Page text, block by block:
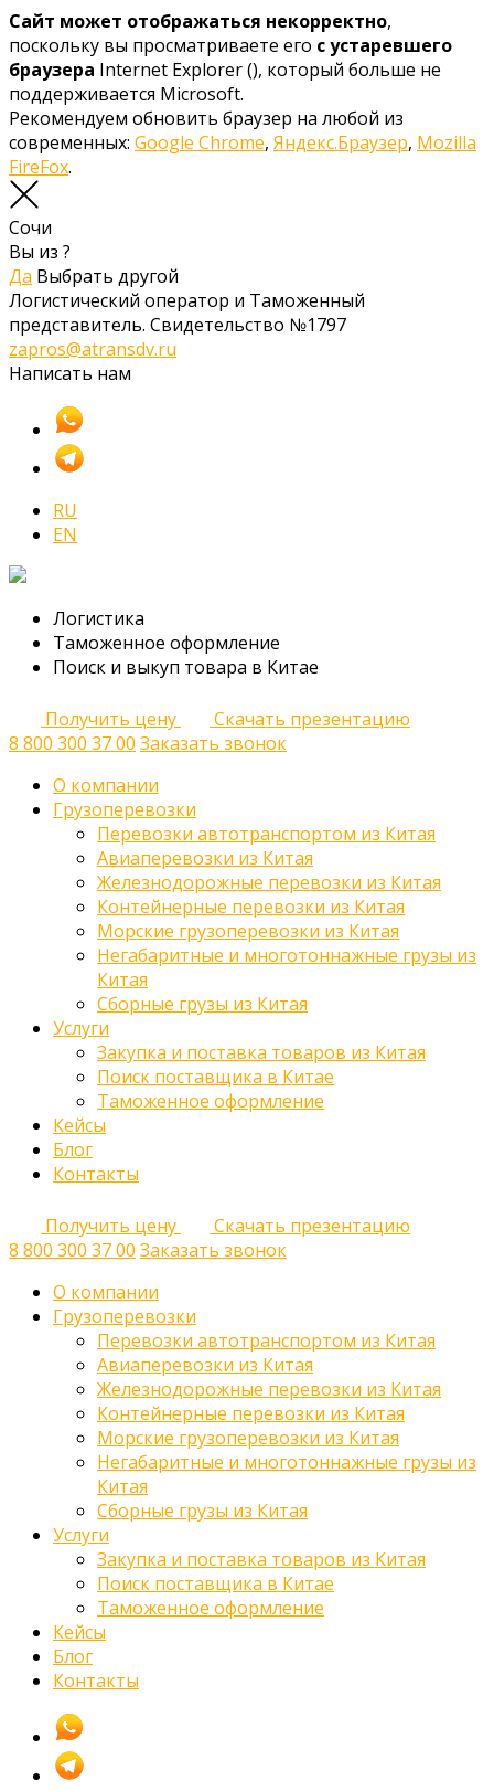
Сайт может отображаться некорректно,
поскольку вы просматриваете его с устаревшего
браузера Internet Explorer (), который больше не
поддерживается Microsoft.
Рекомендуем обновить браузер на любой из
современных: Google Chrome, Яндекс.Браузер, Mozilla
FireFox.
Сочи
Вы из ?
Да Выбрать другой
Логистический оператор и Таможенный
представитель. Свидетельство №1797
zapros@atransdv.ru
Написать нам
RU
EN
Логистика
Таможенное оформление
Поиск и выкуп товара в Китае
Получить цену
Скачать презентацию
8 800 300 37 00 Заказать звонок
О компании
Грузоперевозки
Перевозки автотранспортом из Китая
Авиаперевозки из Китая
Железнодорожные перевозки из Китая
Контейнерные перевозки из Китая
Морские грузоперевозки из Китая
Негабаритные и многотоннажные грузы из
Китая
Сборные грузы из Китая
Услуги
Закупка и поставка товаров из Китая
Поиск поставщика в Китае
Таможенное оформление
Кейсы
Блог
Контакты
Получить цену
Скачать презентацию
8 800 300 37 00 Заказать звонок
О компании
Грузоперевозки
Перевозки автотранспортом из Китая
Авиаперевозки из Китая
Железнодорожные перевозки из Китая
Контейнерные перевозки из Китая
Морские грузоперевозки из Китая
Негабаритные и многотоннажные грузы из
Китая
Сборные грузы из Китая
Услуги
Закупка и поставка товаров из Китая
Поиск поставщика в Китае
Таможенное оформление
Кейсы
Блог
Контакты